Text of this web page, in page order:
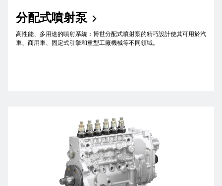
分配式噴射泵
高性能、多用途的噴射系統：博世分配式噴射泵的精巧設計使其可用於汽
車、商用車、固定式引擎和重型工廠機械等不同領域。